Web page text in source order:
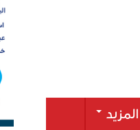
المزيد